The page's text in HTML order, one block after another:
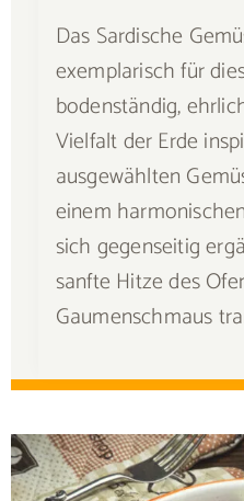
Das Sardische
exemplarisch für
bodenständig,
Vielfalt der Erde
ausgewählten
einem
sich gegenseitig
sanfte Hitze des
Gaumenschmaus